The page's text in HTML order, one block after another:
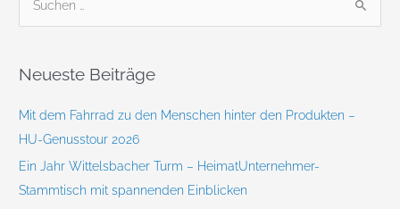
hNeueste Beiträge
Mit dem Fahrrad zu den Menschen hinter den Produkten –
HU-Genusstour 2026
Ein Jahr Wittelsbacher Turm – HeimatUnternehmer-
Stammtisch mit spannenden Einblicken